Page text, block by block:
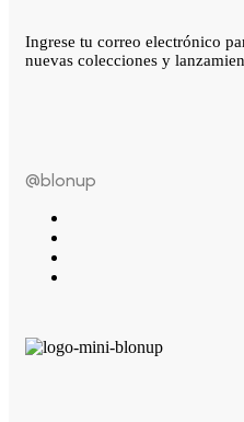
Ingrese tu correo electrónico
nuevas colecciones y
@blonup